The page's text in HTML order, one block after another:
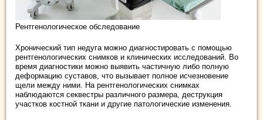
Рентгенологическое обследование
Хронический тип недуга можно диагностировать с помощью
рентгенологических снимков и клинических исследований. Во
время диагностики можно выявить частичную либо полную
деформацию суставов, что вызывает полное исчезновение
щели между ними. На рентгенологических снимках
наблюдаются секвестры различного размера, деструкция
участков костной ткани и другие патологические изменения.